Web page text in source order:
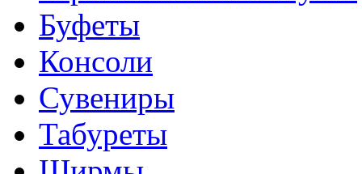
Буфеты
Консоли
Сувениры
Табуреты